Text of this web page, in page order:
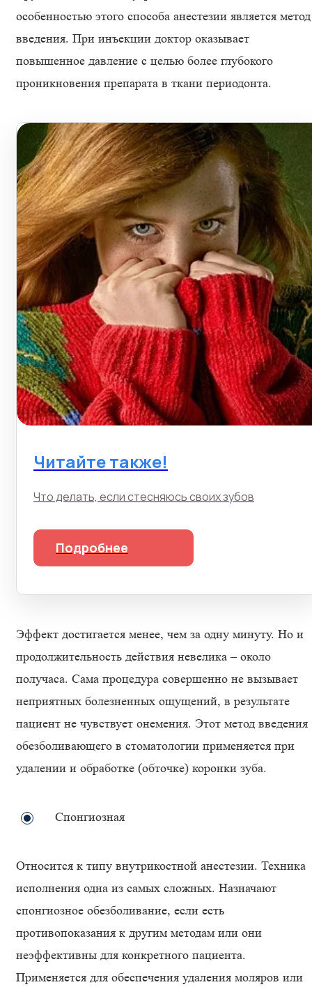
особенностью этого способа анестезии является метод
введения. При инъекции доктор оказывает
повышенное давление с целью более глубокого
проникновения препарата в ткани периодонта.
Читайте также!
Что делать, если стесняюсь своих зубов
Подробнее
Эффект достигается менее, чем за одну минуту. Но и
продолжительность действия невелика – около
получаса. Сама процедура совершенно не вызывает
неприятных болезненных ощущений, в результате
пациент не чувствует онемения. Этот метод введения
обезболивающего в стоматологии применяется при
удалении и обработке (обточке) коронки зуба.
Спонгиозная
Относится к типу внутрикостной анестезии. Техника
исполнения одна из самых сложных. Назначают
спонгиозное обезболивание, если есть
противопоказания к другим методам или они
неэффективны для конкретного пациента.
Применяется для обеспечения удаления моляров или